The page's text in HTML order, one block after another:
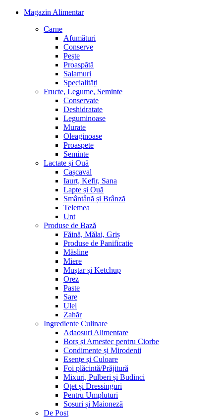
Magazin Alimentar
Carne
Afumături
Conserve
Pește
Proaspătă
Salamuri
Specialități
Fructe, Legume, Seminte
Conservate
Deshidratate
Leguminoase
Murate
Oleaginoase
Proaspete
Seminte
Lactate și Ouă
Cașcaval
Iaurt, Kefir, Sana
Lapte și Ouă
Smântână și Brânză
Telemea
Unt
Produse de Bază
Făină, Mălai, Griș
Produse de Panificatie
Măsline
Miere
Muștar și Ketchup
Orez
Paste
Sare
Ulei
Zahăr
Ingrediente Culinare
Adaosuri Alimentare
Borș și Amestec pentru Ciorbe
Condimente și Mirodenii
Esențe și Culoare
Foi plăcintă/Prăjitură
Mixuri, Pulberi și Budinci
Oțet și Dressinguri
Pentru Umpluturi
Sosuri și Maioneză
De Post